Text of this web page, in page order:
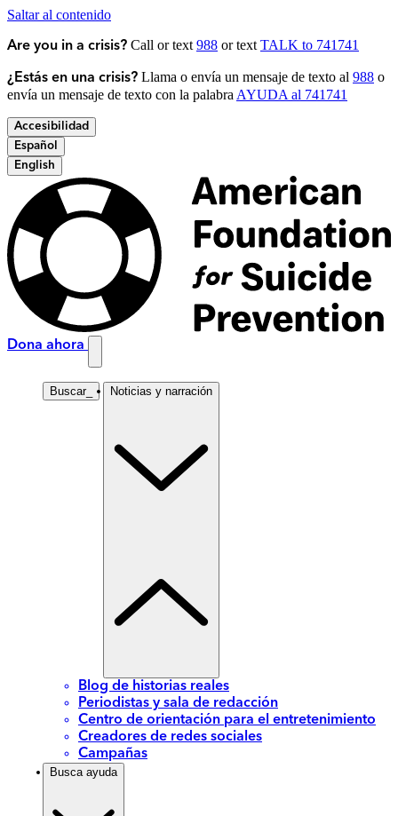
Saltar al contenido
Are you in a crisis? Call or text 988 or text TALK to 741741
¿Estás en una crisis? Llama o envía un mensaje de texto al 988 o
envía un mensaje de texto con la palabra AYUDA al 741741
Accesibilidad
Español
English
Dona ahora
Buscar_ Noticias y narración
Blog de historias reales
Periodistas y sala de redacción
Centro de orientación para el entretenimiento
Creadores de redes sociales
Campañas
Busca ayuda